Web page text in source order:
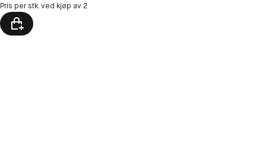
Pris per stk. ved kjøp av 2